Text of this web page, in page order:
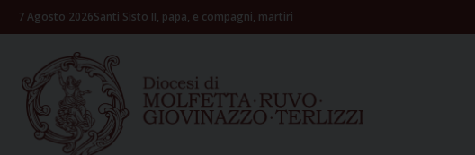
Skip7 Agosto 2026Santi Sisto II, papa, e compagni, martiri